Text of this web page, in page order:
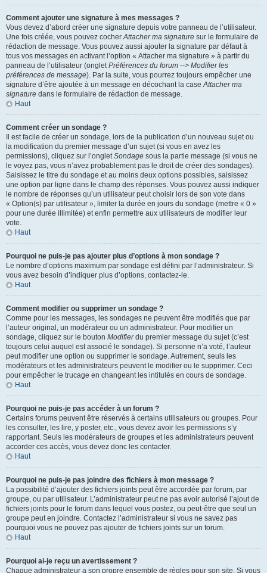
Comment ajouter une signature à mes messages ?
Vous devez d’abord créer une signature depuis votre panneau de l’utilisateur.
Une fois créée, vous pouvez cocherAttacher ma signature sur le formulaire de
rédaction de message. Vous pouvez aussi ajouter la signature par défaut à
tous vos messages en activant l’option « Attacher ma signature » à partir du
panneau de l’utilisateur (ongletPréférences du forum --> Modifier les
préférences de message). Par la suite, vous pourrez toujours empêcher une
signature d’être ajoutée à un message en décochant la caseAttacher ma
signature dans le formulaire de rédaction de message.
Haut
Comment créer un sondage ?
Il est facile de créer un sondage, lors de la publication d’un nouveau sujet ou
la modification du premier message d’un sujet (si vous en avez les
permissions), cliquez sur l’ongletSondage sous la partie message (si vous ne
le voyez pas, vous n’avez probablement pas le droit de créer des sondages).
Saisissez le titre du sondage et au moins deux options possibles, saisissez
une option par ligne dans le champ des réponses. Vous pouvez aussi indiquer
le nombre de réponses qu’un utilisateur peut choisir lors de son vote dans
« Option(s) par utilisateur », limiter la durée en jours du sondage (mettre « 0 »
pour une durée illimitée) et enfin permettre aux utilisateurs de modifier leur
vote.
Haut
Pourquoi ne puis-je pas ajouter plus d’options à mon sondage ?
Le nombre d’options maximum par sondage est défini par l’administrateur. Si
vous avez besoin d’indiquer plus d’options, contactez-le.
Haut
Comment modifier ou supprimer un sondage ?
Comme pour les messages, les sondages ne peuvent être modifiés que par
l’auteur original, un modérateur ou un administrateur. Pour modifier un
sondage, cliquez sur le bouton Modifierdu premier message du sujet (c’est
toujours celui auquel est associé le sondage). Si personne n’a voté, l’auteur
peut modifier une option ou supprimer le sondage. Autrement, seuls les
modérateurs et les administrateurs peuvent le modifier ou le supprimer. Ceci
pour empêcher le trucage en changeant les intitulés en cours de sondage.
Haut
Pourquoi ne puis-je pas accéder à un forum ?
Certains forums peuvent être réservés à certains utilisateurs ou groupes. Pour
les consulter, les lire, y poster, etc., vous devez avoir les permissions s’y
rapportant. Seuls les modérateurs de groupes et les administrateurs peuvent
accorder ces accès, vous devez donc les contacter.
Haut
Pourquoi ne puis-je pas joindre des fichiers à mon message ?
La possibilité d’ajouter des fichiers joints peut être accordée par forum, par
groupe, ou par utilisateur. L’administrateur peut ne pas avoir autorisé l’ajout de
fichiers joints pour le forum dans lequel vous postez, ou peut-être que seul un
groupe peut en joindre. Contactez l’administrateur si vous ne savez pas
pourquoi vous ne pouvez pas ajouter de fichiers joints sur un forum.
Haut
Pourquoi ai-je reçu un avertissement ?
Chaque administrateur a son propre ensemble de règles pour son site. Si vous